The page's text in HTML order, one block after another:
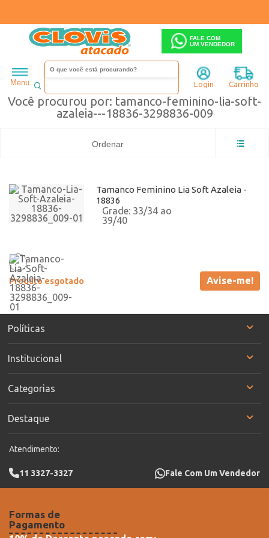
FALE COM
UM VENDEDOR
Menu Login Carrinho
tamanco-feminino-lia-soft-azaleia---18836-3298836-009
Você procurou por: tamanco-feminino-lia-soft-
azaleia---18836-3298836-009
Ordenar
Tamanco Feminino Lia Soft Azaleia -
18836
33/34 ao
39/40
Produto esgotado Avise-me!
Políticas
Institucional
Categorias
Destaque
Atendimento:
11 3327-3327 Fale Com Um Vendedor
Formas de
Pagamento